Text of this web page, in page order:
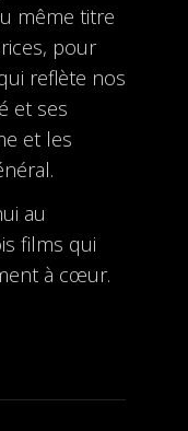
même titre
pour
reflète nos
et ses
et les
au
films qui
à cœur.